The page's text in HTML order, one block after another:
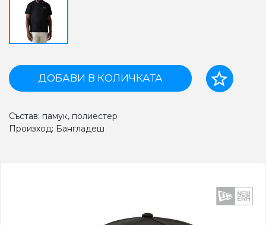
ДОБАВИ В КОЛИЧКАТА
Състав: памук, полиестер
Произход: Бангладеш